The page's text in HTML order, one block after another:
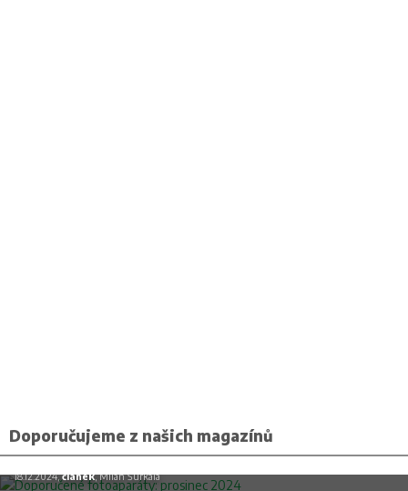
Doporučujeme z našich magazínů
Doporučené fotoaparáty: prosinec 2024
18.12.2024,článek, Milan Šurkala